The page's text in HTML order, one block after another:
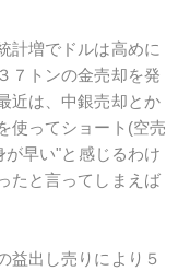
計増でドルは高めに
７トンの金売却を発
近は、中銀売却とか
使ってショート(空売
早い"と感じるわけ
たと言ってしまえば
益出し売りにより５